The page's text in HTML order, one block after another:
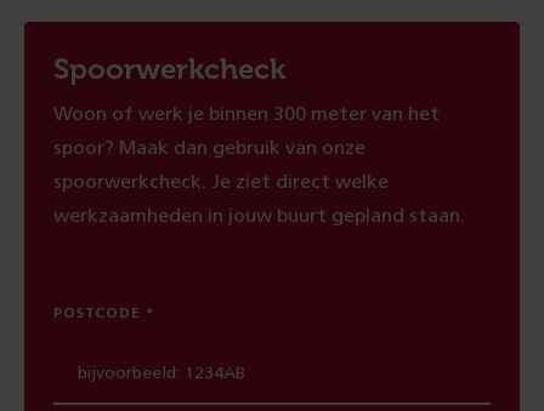
Spoorwerkcheck
Woon of werk je binnen 300 meter van het
spoor? Maak dan gebruik van onze
spoorwerkcheck. Je ziet direct welke
werkzaamheden in jouw buurt gepland staan.
POSTCODE